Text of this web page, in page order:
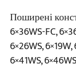
Поширені
6×36WS-FC,
6×26WS,
6×41WS,